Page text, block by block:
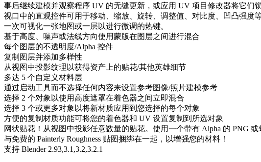
事后继续建模并观察程序 UV 的无缝更新，或应用 UV 项目修改器将它们锁
视口中的直观控件可用于移动、缩放、旋转、调整值、对比度、凹凸强度等
一次可视化一张地图或一层以进行微调的热键。
基于高度、噪声或法线方向使用蒙版在图层之间进行混合
每个图层的不透明度/Alpha 控件
复制图层并添加多样性
从视图中投影纹理以获得资产上的贴花/其他英雄细节
多达 5 个自定义材料层
通过启动工具而不选择任何内容来设置参考图像/照片建模参考
选择 2 个对象以使用高度遮罩在着色器之间立即混合
选择 3 个或更多对象以将新材质应用到您选择的每个对象
方便的复制材质功能可将您的着色器和 UV 设置复制到所选对象
网状贴花！从视图中投影任意数量的贴花。使用一个带有 Alpha 的 PNG
与免费的 Painterly Roughness 贴图捆绑在一起，以增强您的材料！
支持 Blender 2.93,3.1,3.2,3.2.1